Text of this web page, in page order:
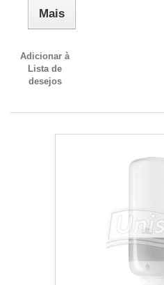
Mais
Adicionar à
Lista de
desejos